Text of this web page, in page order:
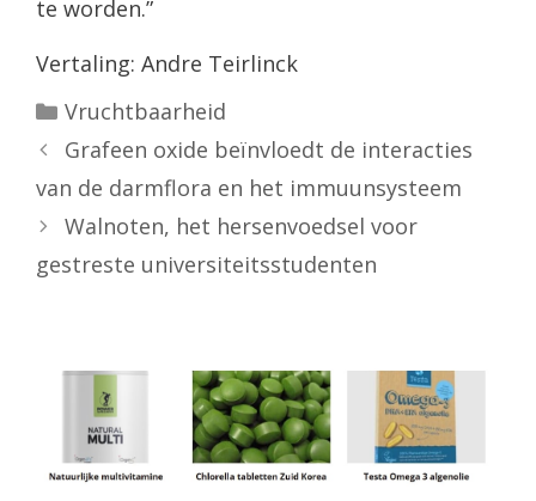
te worden.”
Vertaling: Andre Teirlinck
Categorieën
Vruchtbaarheid
Grafeen oxide beïnvloedt de interacties
van de darmflora en het immuunsysteem
Walnoten, het hersenvoedsel voor
gestreste universiteitsstudenten